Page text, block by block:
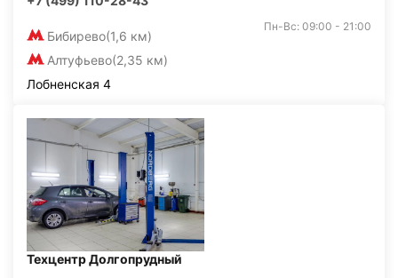
Бибирево(1,6 км)
Алтуфьево(2,35 км)
Пн-Вс: 09:00 - 21:00
Лобненская 4
Техцентр Долгопрудный